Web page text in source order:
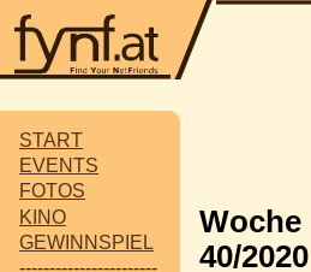
START
EVENTS
FOTOS
KINO
GEWINNSPIEL
-----------------------
Woche
40/2020